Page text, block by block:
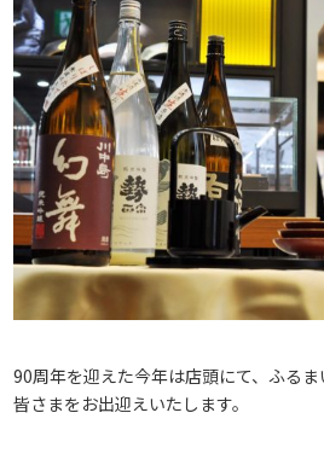
90周年を迎えた今年は店頭にて、ふる
皆さまをお出迎えいたします。